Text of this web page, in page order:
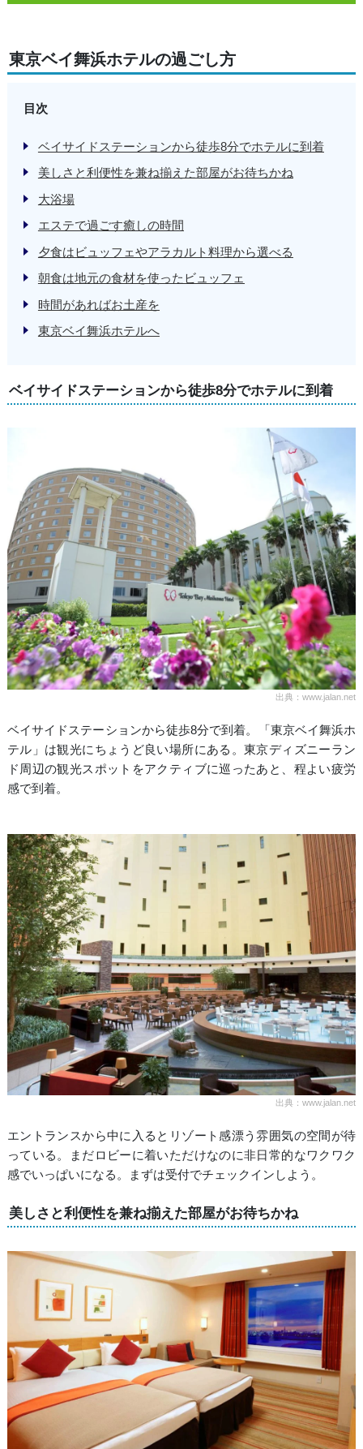
東京ベイ舞浜ホテルの過ごし方
目次
ベイサイドステーションから徒歩8分でホテルに到着
美しさと利便性を兼ね揃えた部屋がお待ちかね
大浴場
エステで過ごす癒しの時間
夕食はビュッフェやアラカルト料理から選べる
朝食は地元の食材を使ったビュッフェ
時間があればお土産を
東京ベイ舞浜ホテルへ
ベイサイドステーションから徒歩8分でホテルに到着
出典：www.jalan.net
ベイサイドステーションから徒歩8分で到着。「東京ベイ舞浜ホ
テル」は観光にちょうど良い場所にある。東京ディズニーラン
ド周辺の観光スポットをアクティブに巡ったあと、程よい疲労
感で到着。
出典：www.jalan.net
エントランスから中に入るとリゾート感漂う雰囲気の空間が待
っている。まだロビーに着いただけなのに非日常的なワクワク
感でいっぱいになる。まずは受付でチェックインしよう。
美しさと利便性を兼ね揃えた部屋がお待ちかね